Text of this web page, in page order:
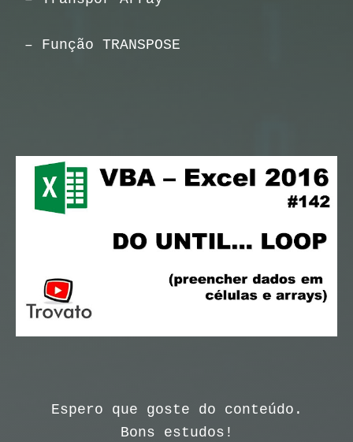
– Função TRANSPOSE
Espero que goste do conteúdo.
Bons estudos!